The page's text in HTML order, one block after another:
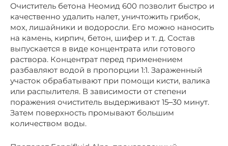
Очиститель бетона Неомид 600 позволит быстро и
качественно удалить налет, уничтожить грибок,
мох, лишайники и водоросли. Его можно наносить
на камень, кирпич, бетон, шифер и т. д. Состав
выпускается в виде концентрата или готового
раствора. Концентрат перед применением
разбавляют водой в пропорции 1:1. Зараженный
участок обрабатывают при помощи кисти, валика
или распылителя. В зависимости от степени
поражения очиститель выдерживают 15‒30 минут.
Затем поверхность промывают большим
количеством воды.